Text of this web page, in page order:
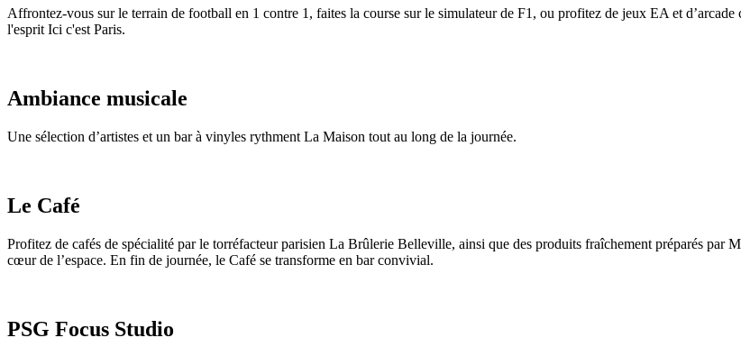
Affrontez-vous sur le terrain de football en 1 contre 1, faites la course sur le simulateur de F1, ou profitez de jeux EA et d’arcade
l'esprit Ici c'est Paris.
Ambiance musicale
Une sélection d’artistes et un bar à vinyles rythment La Maison tout au long de la journée.
Le Café
Profitez de cafés de spécialité par le torréfacteur parisien La Brûlerie Belleville, ainsi que des produits fraîchement préparés par
cœur de l’espace. En fin de journée, le Café se transforme en bar convivial.
PSG Focus Studio